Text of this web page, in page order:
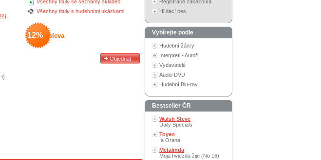
Všechny tituly se seznamy skladeb
Všechny tituly s hudebními ukázkami
12% sleva
Registrace zákazníka
Hlídací pes
Vybírejte podle
Hudební žánry
Interpreti - Autoři
Vydavatelé
Audio DVD
Hudební Blu-ray
Bestseller ČR
Walsh Steve
Daily Specials
Toyen
Ia Orana
Metalinda
Moja hviezda žije (No 16)